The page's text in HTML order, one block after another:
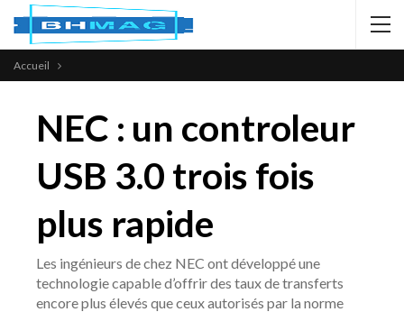
Accueil
NEC : un controleur
USB 3.0 trois fois
plus rapide
Les ingénieurs de chez NEC ont développé une
technologie capable d’offrir des taux de transferts
encore plus élevés que ceux autorisés par la norme